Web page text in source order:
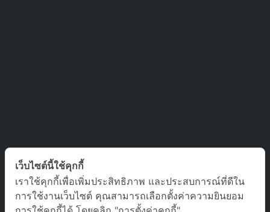
ติดต่อเรา
บริษัท ออล อเบ้าท์ เจอร์นีย์ จำกัด เลขที่ 5/1800 หมู่บ้านประชาชื่น
ซอย สามัคคี 63 ตำบล บางตลาด อำเภอ ปากเกร็ด นนทบุรี 11120
เว็บไซต์นี้ใช้คุกกี้
เราใช้คุกกี้เพื่อเพิ่มประสิทธิภาพ และประสบการณ์ที่ดีใน
การใช้งานเว็บไซต์ คุณสามารถเลือกตั้งค่าความยินยอม